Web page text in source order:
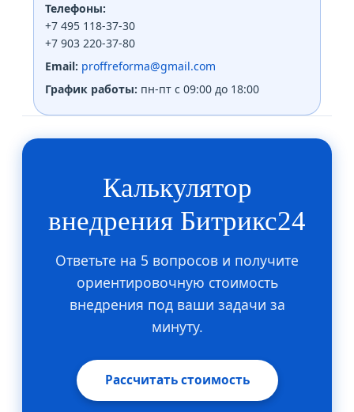
Телефоны:
+7 495 118-37-30
+7 903 220-37-80
Email: proffreforma@gmail.com
График работы: пн-пт с 09:00 до 18:00
Калькулятор
внедрения Битрикс24
Ответьте на 5 вопросов и получите
ориентировочную стоимость
внедрения под ваши задачи за
минуту.
Рассчитать стоимость